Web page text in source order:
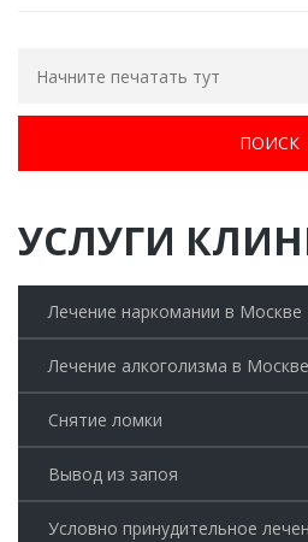
УСЛУГИ
Лечение наркомании в Москве
Лечение алкоголизма в Москве
Снятие ломки
Вывод из запоя
Условно принудительное